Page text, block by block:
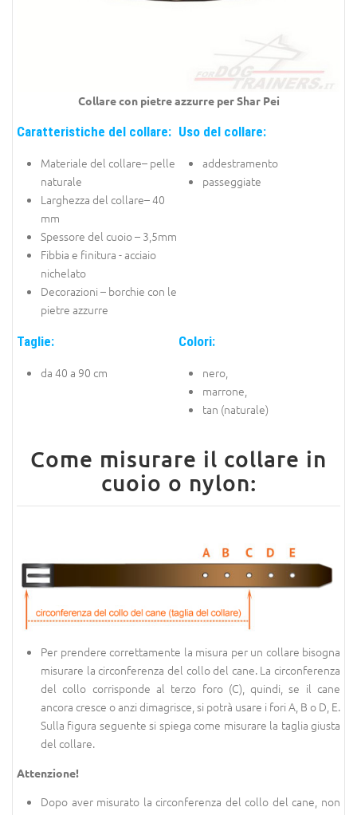
Collare con pietre azzurre per Shar Pei
Caratteristiche del collare:
Materiale del collare– pelle
naturale
Larghezza del collare– 40
mm
Spessore del cuoio – 3,5mm
Fibbia e finitura - acciaio
nichelato
Decorazioni – borchie con le
pietre azzurre
Uso del collare:
addestramento
passeggiate
Taglie:
da 40 a 90 cm
Colori:
nero,
marrone,
tan (naturale)
Come misurare il collare in
cuoio o nylon:
Per prendere correttamente la misura per un collare bisogna
misurare la circonferenza del collo del cane. La circonferenza
del collo corrisponde al terzo foro (C), quindi, se il cane
ancora cresce o anzi dimagrisce, si potrà usare i fori A, B o D, E.
Sulla figura seguente si spiega come misurare la taglia giusta
del collare.
Attenzione!
Dopo aver misurato la circonferenza del collo del cane, non